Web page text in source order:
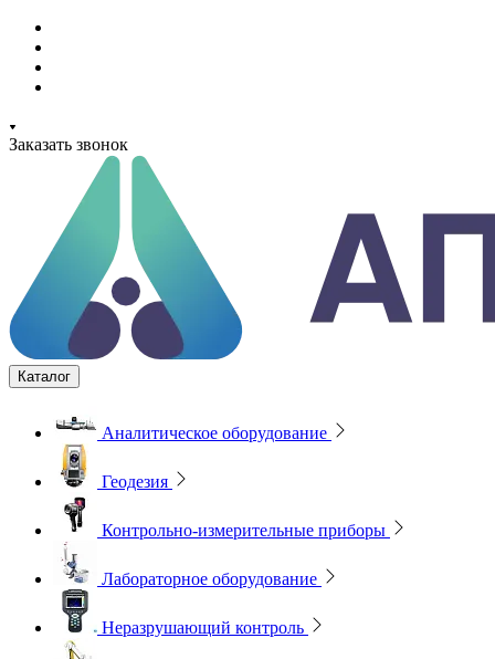
Заказать звонок
Каталог
Аналитическое оборудование
Геодезия
Контрольно-измерительные приборы
Лабораторное оборудование
Неразрушающий контроль